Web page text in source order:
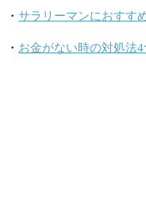
・ サラリーマンにおすす
・ お金がない時の対処法4